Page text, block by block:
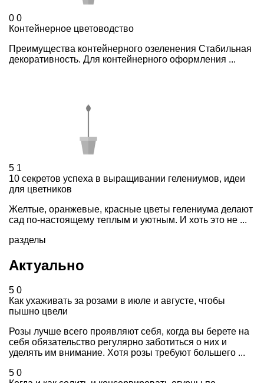
0 0
Контейнерное цветоводство
Преимущества контейнерного озеленения Стабильная
декоративность. Для контейнерного оформления ...
5 1
10 секретов успеха в выращивании гелениумов, идеи
для цветников
Желтые, оранжевые, красные цветы гелениума делают
сад по-настоящему теплым и уютным. И хоть это не ...
разделы
Актуально
5 0
Как ухаживать за розами в июле и августе, чтобы
пышно цвели
Розы лучше всего проявляют себя, когда вы берете на
себя обязательство регулярно заботиться о них и
уделять им внимание. Хотя розы требуют большего ...
5 0